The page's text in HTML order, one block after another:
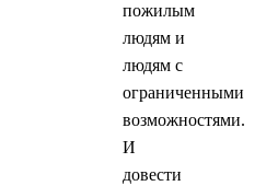
пожилым
людям и
людям с
ограниченными
возможностями.
И
довести